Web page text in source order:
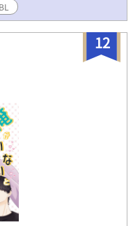
12